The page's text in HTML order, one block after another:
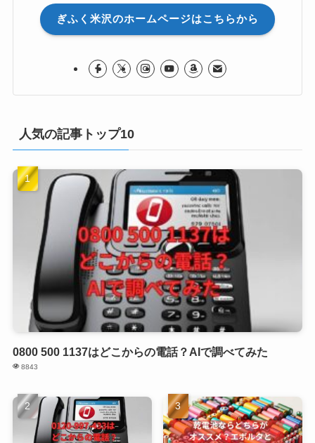
ぎふく米沢のホームページはこちらから
人気の記事トップ10
0800 500 1137はどこからの電話？AIで調べてみた
8843